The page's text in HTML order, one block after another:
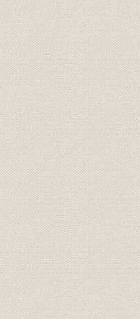
二 繊維事業の構造改
MCC提言とBSK企
BSK計画―紡織設
羊毛工場の集約と転
新興合繊国の台頭
化合繊合理化計画
アクリル事業強化
三 繊維の技術革新
各種合繊の原料転
ポリエステル短繊
「エスパ」の性能